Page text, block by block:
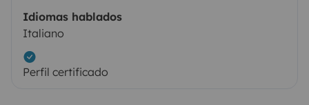
Idiomas hablados
Italiano
Perfil certificado